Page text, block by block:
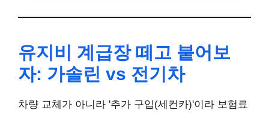
유지비 계급장 떼고 붙어보
자: 가솔린 vs 전기차
차량 교체가 아니라 '추가 구입(세컨카)'이라 보험료